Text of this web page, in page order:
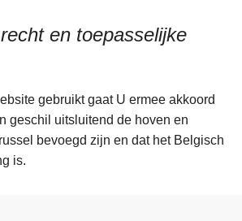
en toepasselijke
gebruikt gaat U ermee akkoord
geschil uitsluitend de hoven en
bevoegd zijn en dat het Belgisch
is.